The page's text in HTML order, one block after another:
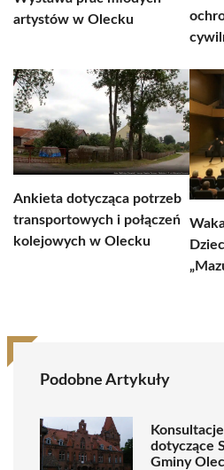
artystów w Olecku
Ankieta dotycząca potrzeb
transportowych i połączeń
kolejowych w Olecku
Podobne Artykuły
dotyczące
Gminy